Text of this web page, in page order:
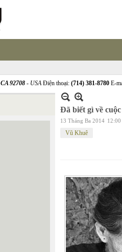
CA 92708 - USAĐiện thoại: (714) 381-8780 E-
Đã biết gì về
13 Tháng Ba 2014 12:00
Vũ Khuê